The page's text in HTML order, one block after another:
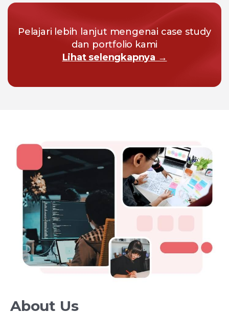
Pelajari lebih lanjut mengenai case study
dan portfolio kami
Lihat selengkapnya →
About Us